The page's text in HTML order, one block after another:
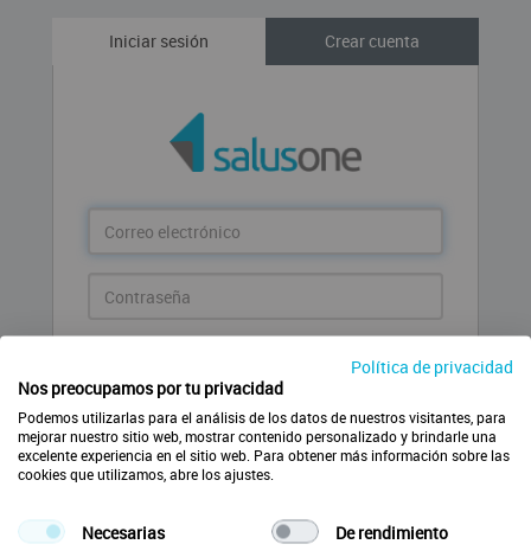
Iniciar sesión Crear cuenta
electrónico
¿Has olvidado la contraseña?
Política de privacidad
Nos preocupamos por tu privacidad
Podemos utilizarlas para el análisis de los datos de nuestros visitantes, para
mejorar nuestro sitio web, mostrar contenido personalizado y brindarle una
excelente experiencia en el sitio web. Para obtener más información sobre las
cookies que utilizamos, abre los ajustes.
Necesarias
De rendimiento